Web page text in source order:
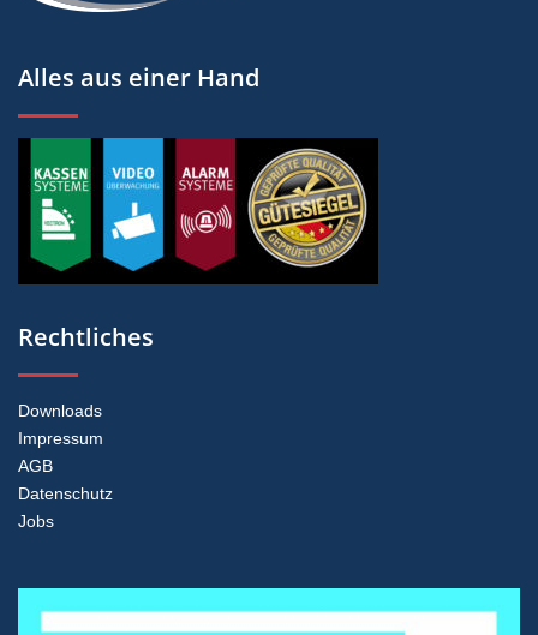
Alles aus einer Hand
Rechtliches
Downloads
Impressum
AGB
Datenschutz
Jobs